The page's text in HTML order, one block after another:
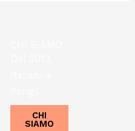
CHI
SIAMO